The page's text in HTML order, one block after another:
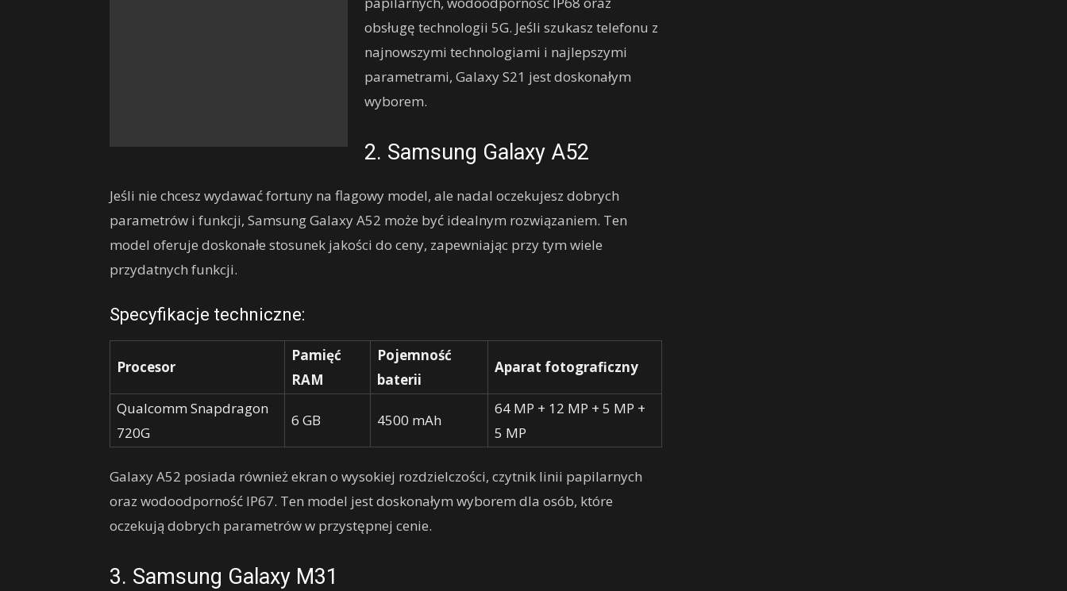
obsługę technologii 5G. Jeśli szukasz telefonu z
najnowszymi technologiami i najlepszymi
parametrami, Galaxy S21 jest doskonałym
wyborem.
2. Samsung Galaxy A52
Jeśli nie chcesz wydawać fortuny na flagowy model, ale nadal oczekujesz dobrych
parametrów i funkcji, Samsung Galaxy A52 może być idealnym rozwiązaniem. Ten
model oferuje doskonałe stosunek jakości do ceny, zapewniając przy tym wiele
przydatnych funkcji.
Specyfikacje techniczne:
Procesor
Pamięć
RAM
Pojemność
baterii
Aparat fotograficzny
Qualcomm Snapdragon
720G
6 GB 4500 mAh
64 MP + 12 MP + 5 MP +
5 MP
Galaxy A52 posiada również ekran o wysokiej rozdzielczości, czytnik linii papilarnych
oraz wodoodporność IP67. Ten model jest doskonałym wyborem dla osób, które
oczekują dobrych parametrów w przystępnej cenie.
3. Samsung Galaxy M31